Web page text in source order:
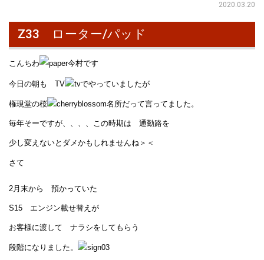
2020.03.20
Z33 ローター/パッド
こんちわ 今村です
今日の朝も TV でやっていましたが
権現堂の桜 名所だって言ってました。
毎年そーですが、、、、この時期は 通勤路を
少し変えないとダメかもしれませんね＞＜
さて
2月末から 預かっていた
S15 エンジン載せ替えが
お客様に渡して ナラシをしてもらう
段階になりました。